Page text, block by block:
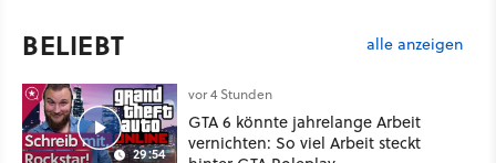
BELIEBT alle anzeigen
29:54
vor 4 Stunden
GTA 6 könnte jahrelange Arbeit
vernichten: So viel Arbeit steckt